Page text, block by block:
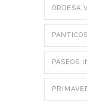
ORDESA
PASEOS